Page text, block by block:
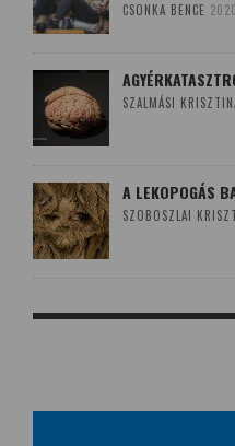
CSONKA BENCE
SZALMÁSI
A LEKOPOGÁS
SZOBOSZLAI